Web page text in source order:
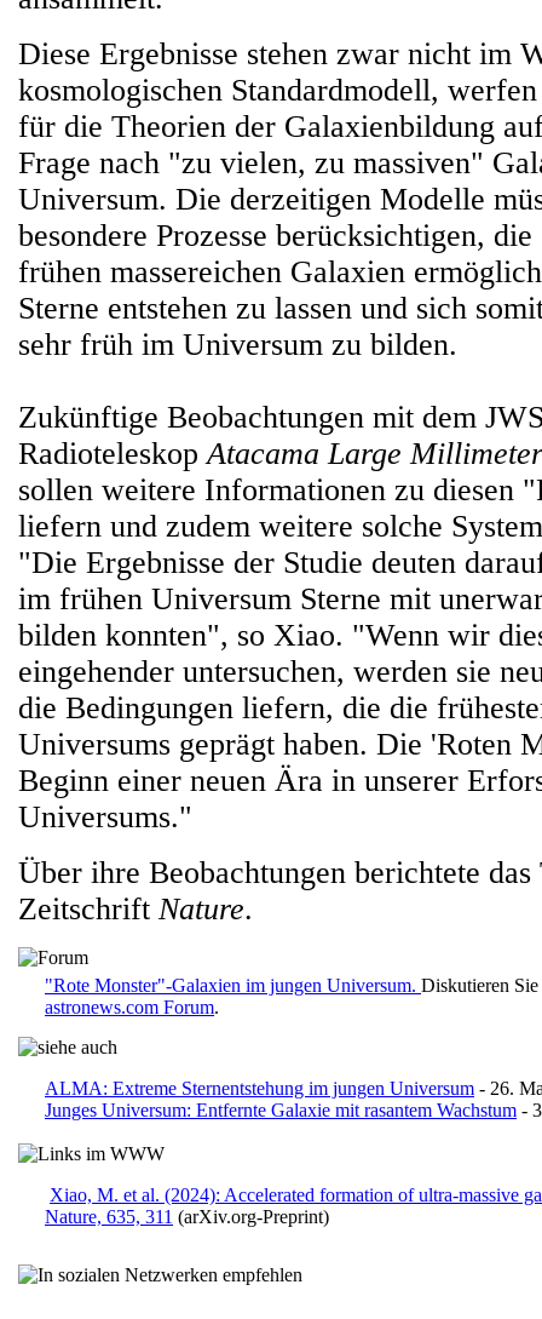
Diese Ergebnisse stehen zwar nicht im
kosmologischen Standardmodell,
für die Theorien der Galaxienbildung
Frage nach "zu vielen, zu massiven"
Universum. Die derzeitigen Modelle
besondere Prozesse berücksichtigen,
frühen massereichen Galaxien
Sterne entstehen zu lassen und sich
sehr früh im Universum zu bilden.
Zukünftige Beobachtungen mit dem
RadioteleskopAtacama Large
sollen weitere Informationen zu diesen
liefern und zudem weitere solche
"Die Ergebnisse der Studie deuten
im frühen Universum Sterne mit
bilden konnten", so Xiao. "Wenn wir
eingehender untersuchen, werden sie
die Bedingungen liefern, die die
Universums geprägt haben. Die 'Roten
Beginn einer neuen Ära in unserer
Universums."
Über ihre Beobachtungen berichtete das
Zeitschrift Nature.
"Rote Monster"-Galaxien im jungen Universum. Diskutieren
astronews.com Forum.
ALMA: Extreme Sternentstehung im jungen Universum - 26.
Junges Universum: Entfernte Galaxie mit rasantem Wachstum -
Xiao, M. et al. (2024): Accelerated formation of ultra-massive
Nature, 635, 311 (arXiv.org-Preprint)